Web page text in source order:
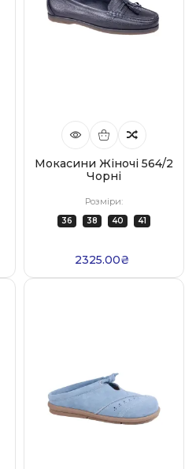
Мокасини Жіночі 564/2
Чорні
Розміри:
36 38 40 41
2325.00₴